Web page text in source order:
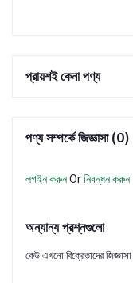
প্রায়শই কেনা পণ্য
পণ্য সম্পর্কে জিজ্ঞাসা (0)
লগইন করুনOrনিবন্ধন করুন
অন্যান্য প্রশ্নগুলো
কেউ এখনো বিক্রেতাদের জিজ্ঞাসা